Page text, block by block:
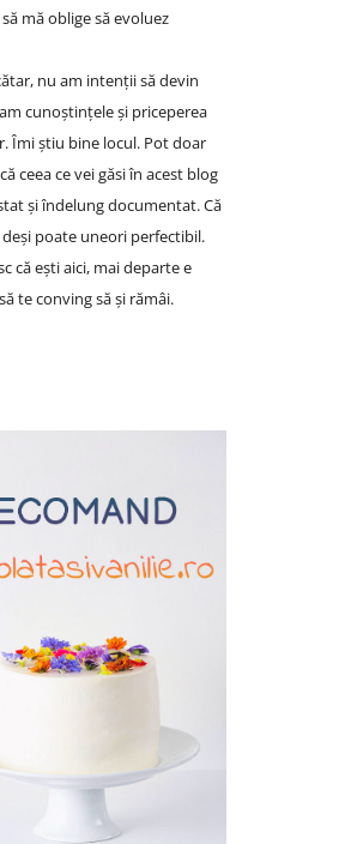
mă oblige să evoluez
nu am intenții să devin
cunoștințele și priceperea
Îmi știu bine locul. Pot doar
ceea ce vei găsi în acest blog
și îndelung documentat. Că
poate uneori perfectibil.
că ești aici, mai departe e
te conving să și rămâi.